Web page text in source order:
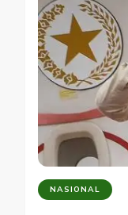
NASIONAL